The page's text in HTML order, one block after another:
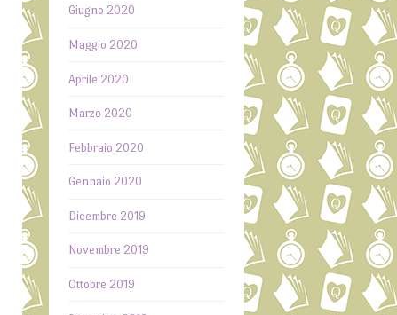
Giugno 2020
Maggio 2020
Aprile 2020
Marzo 2020
Febbraio 2020
Gennaio 2020
Dicembre 2019
Novembre 2019
Ottobre 2019